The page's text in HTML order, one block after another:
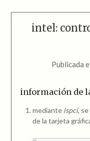
intel:
Publicada
información de
mediante lspci,
de la tarjeta